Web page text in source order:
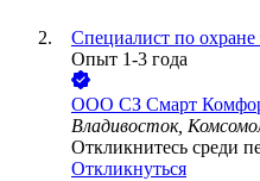
Специалист по охране
Опыт 1-3 года
ООО СЗ Смарт
Владивосток,
Откликнитесь среди
Откликнуться